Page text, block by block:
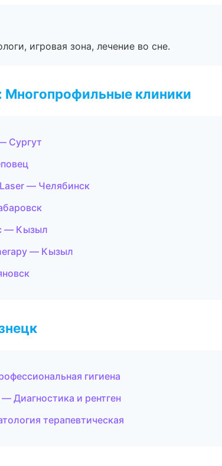
игровая зона, лечение во сне.
клиники
Сургут
— Челябинск
— Кызыл
— Кызыл
гигиена
Диагностика и рентген
терапевтическая